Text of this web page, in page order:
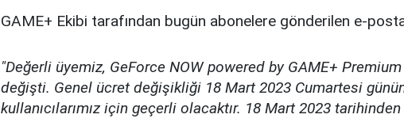
GAME+ Ekibi tarafından bugün abonelere gönderilen e-
"Değerli üyemiz, GeForce NOW powered by GAME+
değişti. Genel ücret değişikliği 18 Mart 2023 Cumartesi
kullanıcılarımız için geçerli olacaktır. 18 Mart 2023